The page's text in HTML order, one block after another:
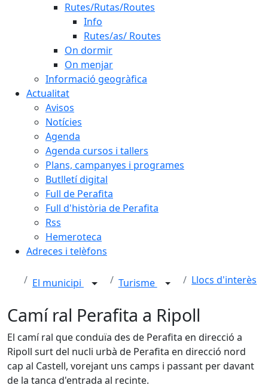
Rutes/Rutas/Routes
Info
Rutes/as/ Routes
On dormir
On menjar
Informació geogràfica
Actualitat
Avisos
Notícies
Agenda
Agenda cursos i tallers
Plans, campanyes i programes
Butlletí digital
Full de Perafita
Full d'història de Perafita
Rss
Hemeroteca
Adreces i telèfons
El municipi Turisme Llocs d'interès
Camí ral Perafita a Ripoll
El camí ral que conduïa des de Perafita en direcció a
Ripoll surt del nucli urbà de Perafita en direcció nord
cap al Castell, vorejant uns camps i passant per davant
de la tanca d'entrada al recinte.